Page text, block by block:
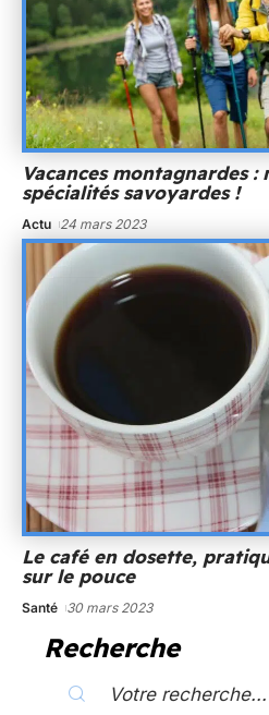
Vacances montagnardes :
spécialités savoyardes !
Actu 24 mars 2023
Le café en dosette,
sur le pouce
Santé 30 mars 2023
Recherche